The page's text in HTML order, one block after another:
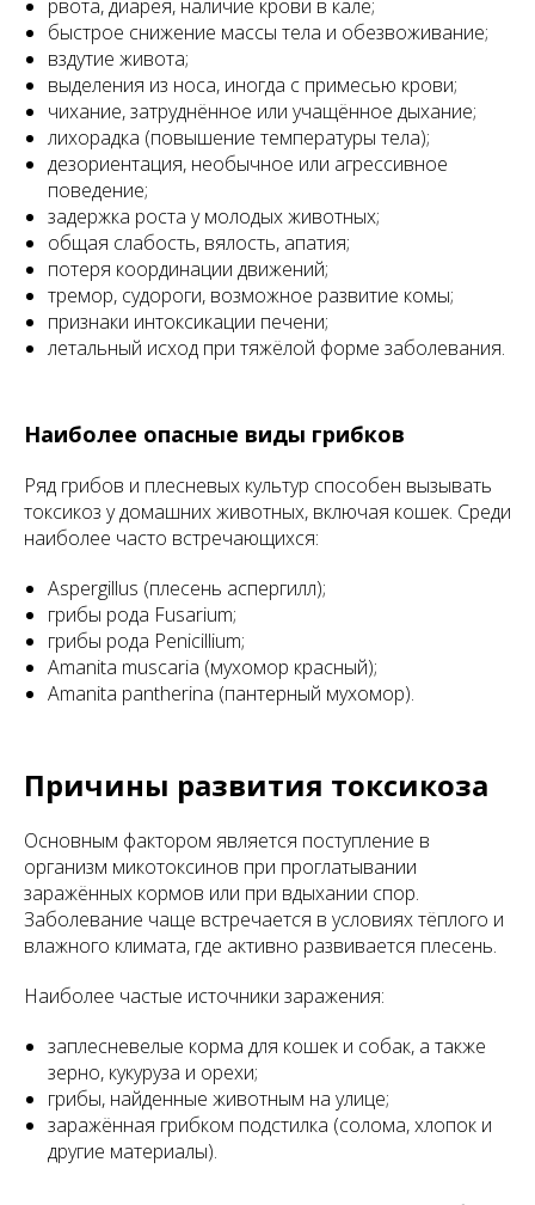
рвота, диарея, наличие крови в кале;
быстрое снижение массы тела и обезвоживание;
вздутие живота;
выделения из носа, иногда с примесью крови;
чихание, затруднённое или учащённое дыхание;
лихорадка (повышение температуры тела);
дезориентация, необычное или агрессивное
поведение;
задержка роста у молодых животных;
общая слабость, вялость, апатия;
потеря координации движений;
тремор, судороги, возможное развитие комы;
признаки интоксикации печени;
летальный исход при тяжёлой форме заболевания.
Наиболее опасные виды грибков
Ряд грибов и плесневых культур способен вызывать
токсикоз у домашних животных, включая кошек. Среди
наиболее часто встречающихся:
Aspergillus (плесень аспергилл);
грибы рода Fusarium;
грибы рода Penicillium;
Amanita muscaria (мухомор красный);
Amanita pantherina (пантерный мухомор).
Причины развития токсикоза
Основным фактором является поступление в
организм микотоксинов при проглатывании
заражённых кормов или при вдыхании спор.
Заболевание чаще встречается в условиях тёплого и
влажного климата, где активно развивается плесень.
Наиболее частые источники заражения:
заплесневелые корма для кошек и собак, а также
зерно, кукуруза и орехи;
грибы, найденные животным на улице;
заражённая грибком подстилка (солома, хлопок и
другие материалы).